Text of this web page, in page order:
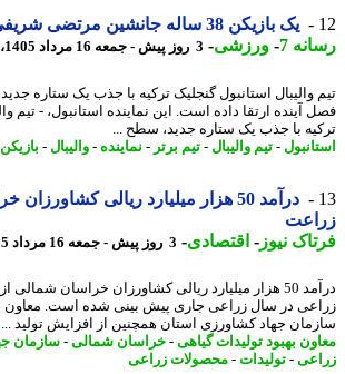
یک بازیکن 38 ساله جانشین مرتضی شریفی شد!
7
-ورزشی-3 روز پیش - جمعه 16 مرداد 1405، 12:40
والیبال استانبول گنجلیک ترکیه با جذب یک ستاره جدید،
آینده ارتقا داده است. این نماینده استانبول، - تیم
با جذب یک ستاره جدید، سطح ...
-تیم والیبال-تیم برتر - نماینده-والیبال-بازیکن -تیم
درآمد 50 هزار میلیارد ریالی کشاورزان
نیوز-اقتصادی-3 روز پیش - جمعه 16 مرداد 1405، 12:10
درآمد 50 هزار میلیارد ریالی کشاورزان خراسان شمالی
در سال زراعی جاری پیش بینی شده است. معاون بهبود
جهاد کشاورزی استان همچنین از افزایش تولید ...
بهبود تولیدات گیاهی-خراسان شمالی-سازمان جهاد
-تولیدات- محصولات زراعی